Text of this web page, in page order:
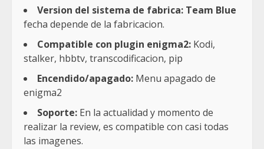
Version del sistema de fabrica: Team Blue
fecha depende de la fabricacion.
Compatible con plugin enigma2: Kodi,
stalker, hbbtv, transcodificacion, pip
Encendido/apagado: Menu apagado de
enigma2
Soporte: En la actualidad y momento de
realizar la review, es compatible con casi todas
las imagenes.